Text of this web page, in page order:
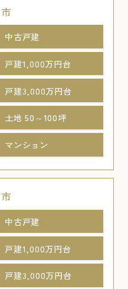
中古戸建
戸建1,000万円台
戸建3,000万円台
土地 50～100坪
マンション
中古戸建
戸建1,000万円台
戸建3,000万円台